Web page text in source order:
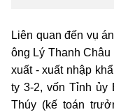
Liên quan đến vụ
ông Lý Thanh Châu
xuất - xuất nhập
ty 3-2, vốn Tỉnh ủy
Thúy (kế toán